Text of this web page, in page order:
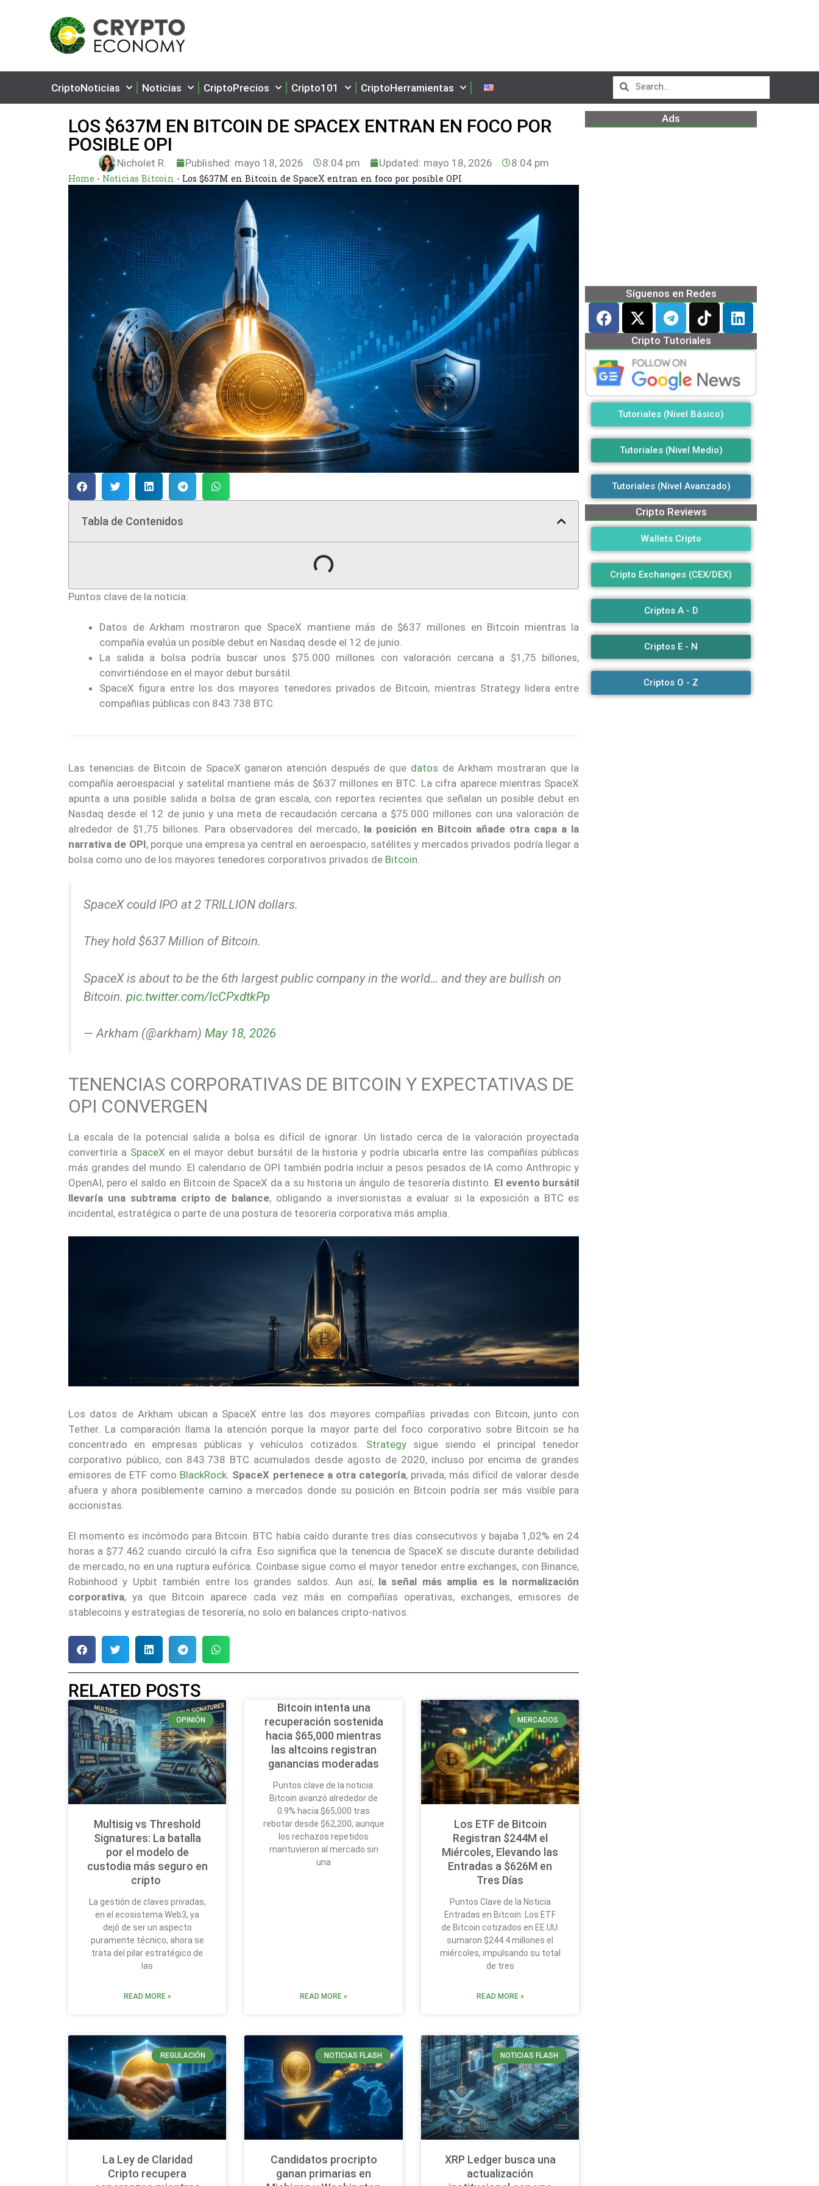
CriptoNoticias Noticias CriptoPrecios Cripto101 CriptoHerramientas
LOS $637M EN BITCOIN DE SPACEX ENTRAN EN FOCO POR
POSIBLE OPI
Nicholet R. Published: mayo 18, 2026 8:04 pm Updated: mayo 18, 2026 8:04 pm
Home - Noticias Bitcoin - Los $637M en Bitcoin de SpaceX entran en foco por posible OPI
Tabla de Contenidos
Puntos clave de la noticia:
Datos de Arkham mostraron que SpaceX mantiene más de $637 millones en Bitcoin mientras la
compañía evalúa un posible debut en Nasdaq desde el 12 de junio.
La salida a bolsa podría buscar unos $75.000 millones con valoración cercana a $1,75 billones,
convirtiéndose en el mayor debut bursátil.
SpaceX figura entre los dos mayores tenedores privados de Bitcoin, mientras Strategy lidera entre
compañías públicas con 843.738 BTC.
Las tenencias de Bitcoin de SpaceX ganaron atención después de que datos de Arkham mostraran que la
compañía aeroespacial y satelital mantiene más de $637 millones en BTC. La cifra aparece mientras SpaceX
apunta a una posible salida a bolsa de gran escala, con reportes recientes que señalan un posible debut en
Nasdaq desde el 12 de junio y una meta de recaudación cercana a $75.000 millones con una valoración de
alrededor de $1,75 billones. Para observadores del mercado, la posición en Bitcoin añade otra capa a la
narrativa de OPI, porque una empresa ya central en aeroespacio, satélites y mercados privados podría llegar a
bolsa como uno de los mayores tenedores corporativos privados de Bitcoin.
SpaceX could IPO at 2 TRILLION dollars.
They hold $637 Million of Bitcoin.
SpaceX is about to be the 6th largest public company in the world… and they are bullish on
Bitcoin. pic.twitter.com/lcCPxdtkPp
— Arkham (@arkham) May 18, 2026
TENENCIAS CORPORATIVAS DE BITCOIN Y EXPECTATIVAS DE
OPI CONVERGEN
La escala de la potencial salida a bolsa es difícil de ignorar. Un listado cerca de la valoración proyectada
convertiría a SpaceX en el mayor debut bursátil de la historia y podría ubicarla entre las compañías públicas
más grandes del mundo. El calendario de OPI también podría incluir a pesos pesados de IA como Anthropic y
OpenAI, pero el saldo en Bitcoin de SpaceX da a su historia un ángulo de tesorería distinto. El evento bursátil
llevaría una subtrama cripto de balance, obligando a inversionistas a evaluar si la exposición a BTC es
incidental, estratégica o parte de una postura de tesorería corporativa más amplia.
Los datos de Arkham ubican a SpaceX entre las dos mayores compañías privadas con Bitcoin, junto con
Tether. La comparación llama la atención porque la mayor parte del foco corporativo sobre Bitcoin se ha
concentrado en empresas públicas y vehículos cotizados. Strategy sigue siendo el principal tenedor
corporativo público, con 843.738 BTC acumulados desde agosto de 2020, incluso por encima de grandes
emisores de ETF como BlackRock SpaceX pertenece a otra categoría, privada, más difícil de valorar desde
afuera y ahora posiblemente camino a mercados donde su posición en Bitcoin podría ser más visible para
accionistas.
El momento es incómodo para Bitcoin. BTC había caído durante tres días consecutivos y bajaba 1,02% en 24
horas a $77.462 cuando circuló la cifra. Eso significa que la tenencia de SpaceX se discute durante debilidad
de mercado, no en una ruptura eufórica. Coinbase sigue como el mayor tenedor entre exchanges, con Binance,
Robinhood y Upbit también entre los grandes saldos. Aun así, la señal más amplia es la normalización
corporativa, ya que Bitcoin aparece cada vez más en compañías operativas, exchanges, emisores de
stablecoins y estrategias de tesorería, no solo en balances cripto-nativos.
RELATED POSTS
OPINIÓN
Multisig vs Threshold
Signatures: La batalla
por el modelo de
custodia más seguro en
cripto
La gestión de claves privadas,
en el ecosistema Web3, ya
dejó de ser un aspecto
puramente técnico, ahora se
trata del pilar estratégico de
las
READ MORE »
Bitcoin intenta una
recuperación sostenida
hacia $65,000 mientras
las altcoins registran
ganancias moderadas
Puntos clave de la noticia:
Bitcoin avanzó alrededor de
0.9% hacia $65,000 tras
rebotar desde $62,200, aunque
los rechazos repetidos
mantuvieron al mercado sin
una
READ MORE »
MERCADOS
Los ETF de Bitcoin
Registran $244M el
Miércoles, Elevando las
Entradas a $626M en
Tres Días
Puntos Clave de la Noticia
Entradas en Bitcoin: Los ETF
de Bitcoin cotizados en EE.UU.
sumaron $244.4 millones el
miércoles, impulsando su total
de tres
READ MORE »
REGULACIÓN
La Ley de Claridad
Cripto recupera
NOTICIAS FLASH
Candidatos procripto
ganan primarias en
NOTICIAS FLASH
XRP Ledger busca una
actualización
Ads
Síguenos en Redes
Cripto Tutoriales
Tutoriales (Nivel Básico)
Tutoriales (Nivel Medio)
Tutoriales (Nivel Avanzado)
Cripto Reviews
Wallets Cripto
Cripto Exchanges (CEX/DEX)
Criptos A - D
Criptos E - N
Criptos O - Z